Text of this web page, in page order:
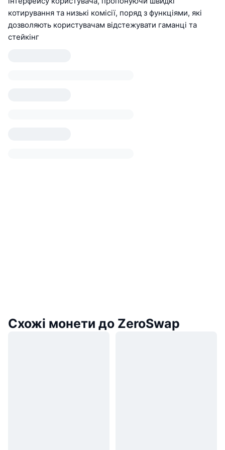
котирування та низькі комісії, поряд з функціями, які
дозволяють користувачам відстежувати гаманці та
стейкінг
Схожі монети до ZeroSwap